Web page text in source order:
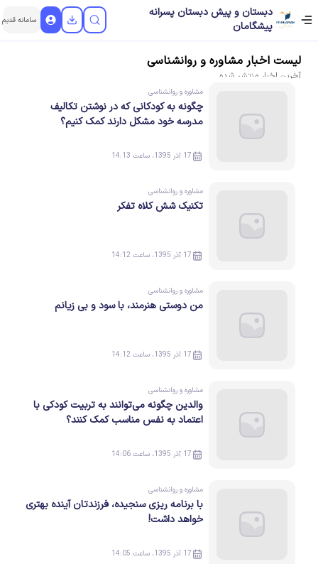
دبستان و پیش دبستان پسرانه
پیشگامان
سامانه قدیم
لیست اخبار مشاوره و روانشناسی
آخرین اخبار منتشر شده
مشاوره و روانشناسی
چگونه به کودکانی که در نوشتن تکالیف
مدرسه خود مشکل دارند کمک کنیم؟
17 آذر 1395، ساعت 14:13
مشاوره و روانشناسی
تکنیک شش کلاه تفکر
17 آذر 1395، ساعت 14:12
مشاوره و روانشناسی
من دوستی هنرمند، با سود و بی زیانم
17 آذر 1395، ساعت 14:12
مشاوره و روانشناسی
والدین چگونه می‌توانند به تربیت کودکی با
اعتماد به نفس مناسب کمک کنند؟
17 آذر 1395، ساعت 14:06
مشاوره و روانشناسی
با برنامه ریزی سنجیده، فرزندتان آینده بهتری
خواهد داشت!
17 آذر 1395، ساعت 14:05